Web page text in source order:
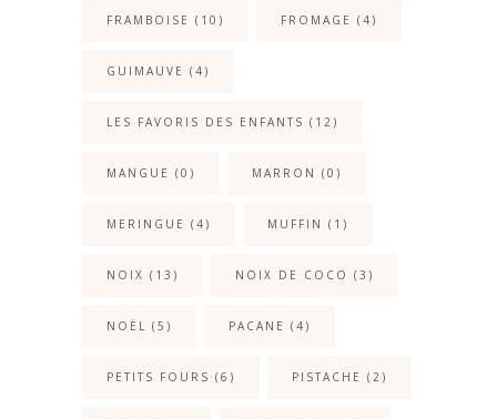
FRAMBOISE (10) FROMAGE (4)
GUIMAUVE (4)
LES FAVORIS DES ENFANTS (12)
MANGUE (0) MARRON (0)
MERINGUE (4) MUFFIN (1)
NOIX (13) NOIX DE COCO (3)
NOËL (5) PACANE (4)
PETITS FOURS (6) PISTACHE (2)